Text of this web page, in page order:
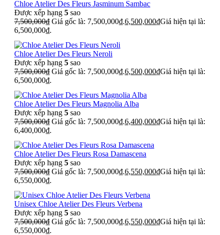
Chloe Atelier Des Fleurs Jasminum Sambac
Được xếp hạng 5 sao
7,500,000₫ Giá gốc là: 7,500,000₫.6,500,000₫Giá hiện tại là:
6,500,000₫.
Chloe Atelier Des Fleurs Neroli
Được xếp hạng 5 sao
7,500,000₫ Giá gốc là: 7,500,000₫.6,500,000₫Giá hiện tại là:
6,500,000₫.
Chloe Atelier Des Fleurs Magnolia Alba
Được xếp hạng 5 sao
7,500,000₫ Giá gốc là: 7,500,000₫.6,400,000₫Giá hiện tại là:
6,400,000₫.
Chloe Atelier Des Fleurs Rosa Damascena
Được xếp hạng 5 sao
7,500,000₫ Giá gốc là: 7,500,000₫.6,550,000₫Giá hiện tại là:
6,550,000₫.
Unisex Chloe Atelier Des Fleurs Verbena
Được xếp hạng 5 sao
7,500,000₫ Giá gốc là: 7,500,000₫.6,550,000₫Giá hiện tại là:
6,550,000₫.